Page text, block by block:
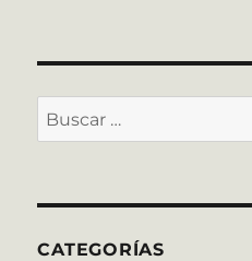
Buscar
por:
CATEGORÍAS